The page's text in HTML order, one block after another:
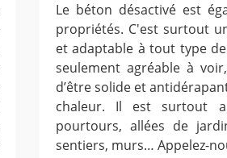
Le béton désactivé est
propriétés. C'est surtout
et adaptable à tout type
seulement agréable à
d’être solide et
chaleur. Il est surtout
pourtours, allées de
sentiers, murs… Appelez-